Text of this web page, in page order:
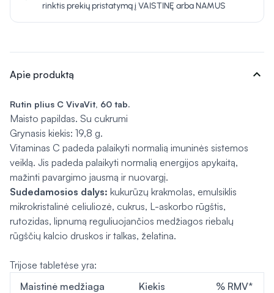
rinktis prekių pristatymą į VAISTINĘ arba NAMUS
Apie produktą expand_more
Rutin plius C VivaVit, 60 tab.
Maisto papildas. Su cukrumi
Grynasis kiekis: 19,8 g.
Vitaminas C padeda palaikyti normalią imuninės sistemos
veiklą. Jis padeda palaikyti normalią energijos apykaitą,
mažinti pavargimo jausmą ir nuovargį.
Sudedamosios dalys: kukurūzų krakmolas, emulsiklis
mikrokristalinė celiuliozė, cukrus, L-askorbo rūgštis,
rutozidas, lipnumą reguliuojančios medžiagos riebalų
rūgščių kalcio druskos ir talkas, želatina.
Trijose tabletėse yra:
Maistinė medžiaga
Kiekis % RMV*